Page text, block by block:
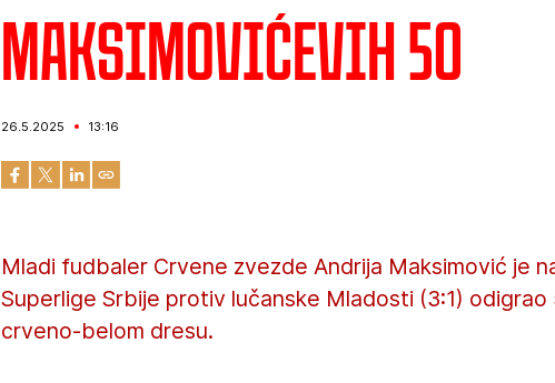
Maksimovićevih 50
26.5.2025 13:16
Mladi fudbaler Crvene zvezde Andrija Maksimović je
Superlige Srbije protiv lučanske Mladosti (3:1)
crveno-belom dresu.